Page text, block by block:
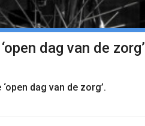
dag van de zorg’
dag van de zorg’.